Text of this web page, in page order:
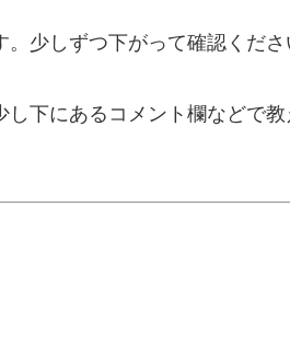
少しずつ下がって確認くださ
し下にあるコメント欄などで教